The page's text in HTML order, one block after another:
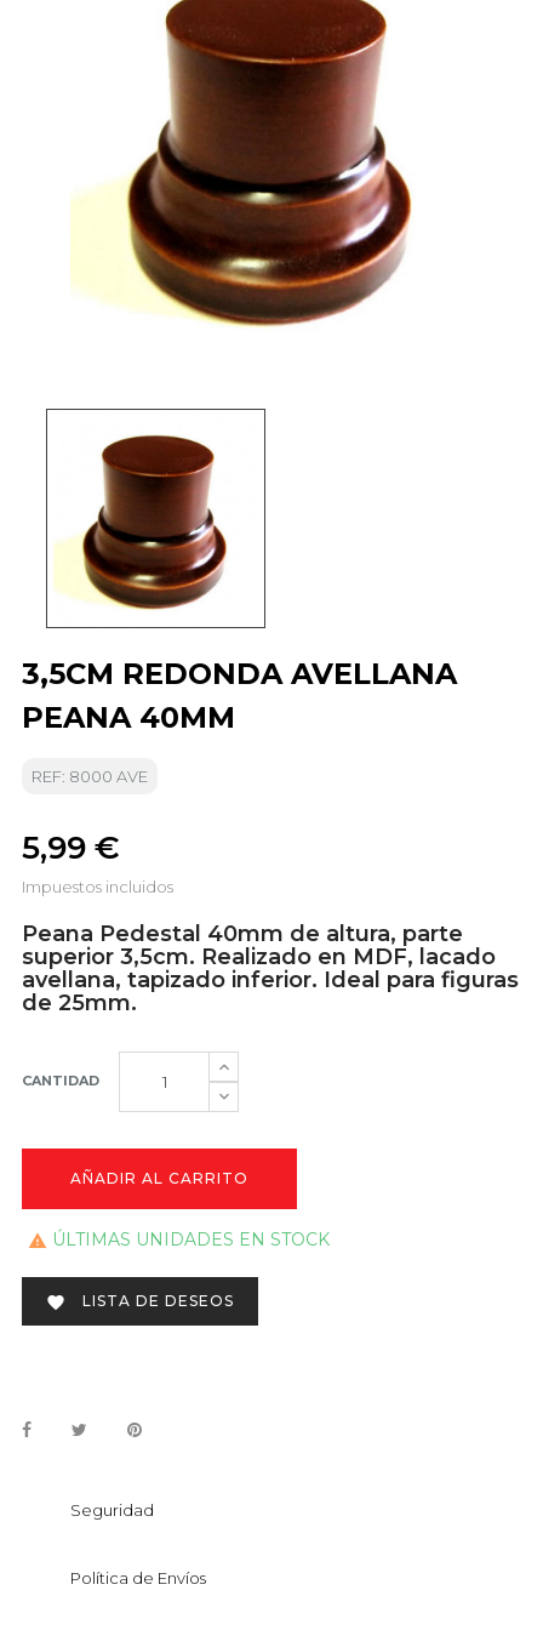
3,5CM REDONDA AVELLANA
PEANA 40MM
REF: 8000 AVE
5,99 €
Impuestos incluidos
Peana Pedestal 40mm de altura, parte
superior 3,5cm. Realizado en MDF, lacado
avellana, tapizado inferior. Ideal para figuras
de 25mm.
CANTIDAD
AÑADIR AL CARRITO
 ÚLTIMAS UNIDADES EN STOCK
 LISTA DE DESEOS
Seguridad
Política de Envíos